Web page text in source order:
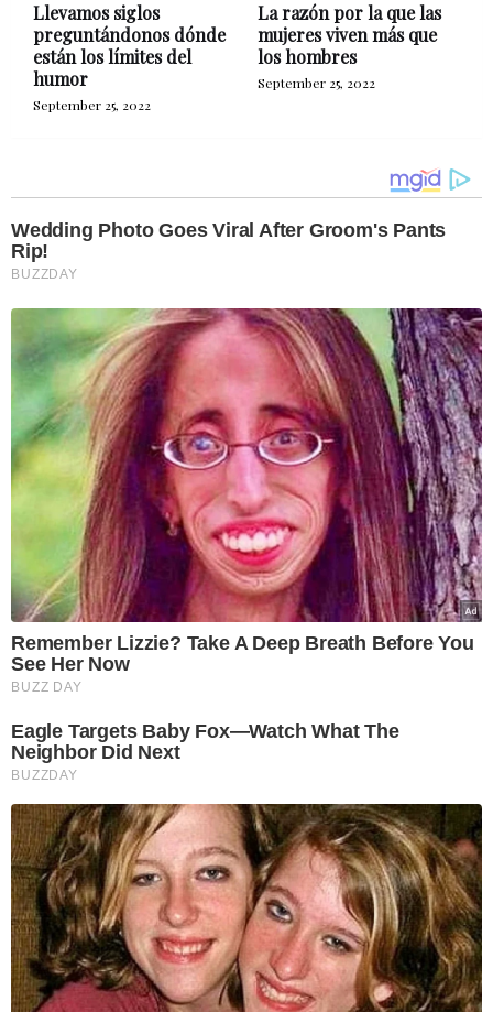
Llevamos siglos
preguntándonos dónde
están los límites del
humor
September 25, 2022
La razón por la que las
mujeres viven más que
los hombres
September 25, 2022